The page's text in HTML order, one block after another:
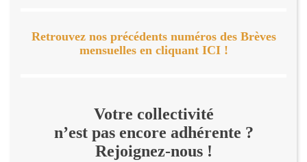
Retrouvez nos précédents numéros des Brèves
mensuelles en cliquant ICI !
Votre collectivité
n’est pas encore adhérente ?
Rejoignez-nous !